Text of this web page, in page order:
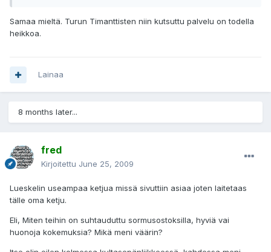
Samaa mieltä. Turun Timanttisten niin kutsuttu palvelu on todella
heikkoa.
Lainaa
8 months later...
fred
Kirjoitettu June 25, 2009
Lueskelin useampaa ketjua missä sivuttiin asiaa joten laitetaas
tälle oma ketju.
Eli, Miten teihin on suhtauduttu sormusostoksilla, hyviä vai
huonoja kokemuksia? Mikä meni väärin?